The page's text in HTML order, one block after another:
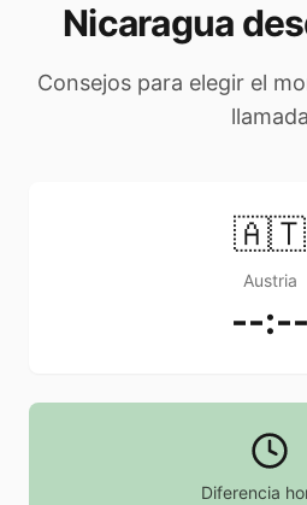
Nicaragua
Consejos para elegir el
llamada
🇦🇹
Austria
--:--
Diferencia